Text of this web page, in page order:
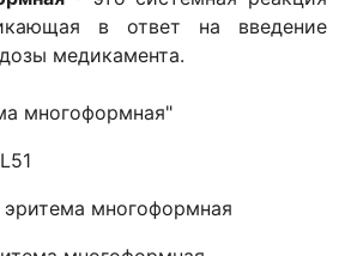
в ответ на введение
медикамента.
многоформная"
L51
эритема многоформная